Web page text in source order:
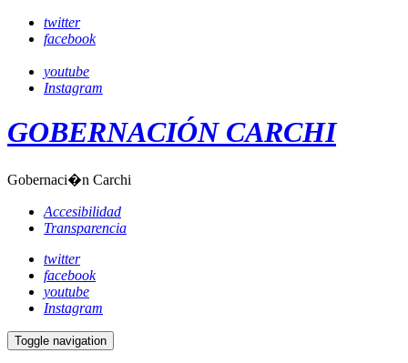
twitter
facebook
youtube
Instagram
GOBERNACIÓN CARCHI
Gobernaci�n Carchi
Accesibilidad
Transparencia
twitter
facebook
youtube
Instagram
Toggle navigation